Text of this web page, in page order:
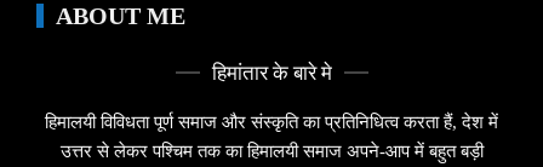
ABOUT ME
हिमांतार के बारे मे
हिमालयी विविधता पूर्ण समाज और संस्कृति का प्रतिनिधित्व करता हैं, देश में
उत्तर से लेकर पश्चिम तक का हिमालयी समाज अपने-आप में बहुत बड़ी